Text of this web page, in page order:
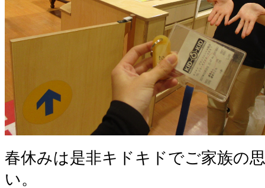
春休みは是非キドキドでご家族の
い。